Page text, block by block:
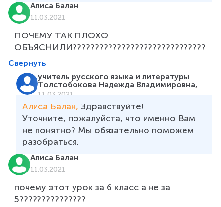
Алиса Балан
11.03.2021
ПОЧЕМУ ТАК ПЛОХО
Свернуть
учитель русского языка и литературы
Толстобокова Надежда Владимировна,
11.03.2021
Алиса Балан, Здравствуйте!
Уточните, пожалуйста, что именно Вам
не понятно? Мы обязательно поможем
разобраться.
Алиса Балан
11.03.2021
почему этот урок за 6 класс а не за
5???????????????